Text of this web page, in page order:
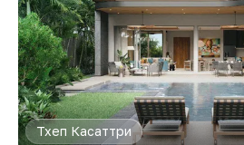
Тхеп Касаттри